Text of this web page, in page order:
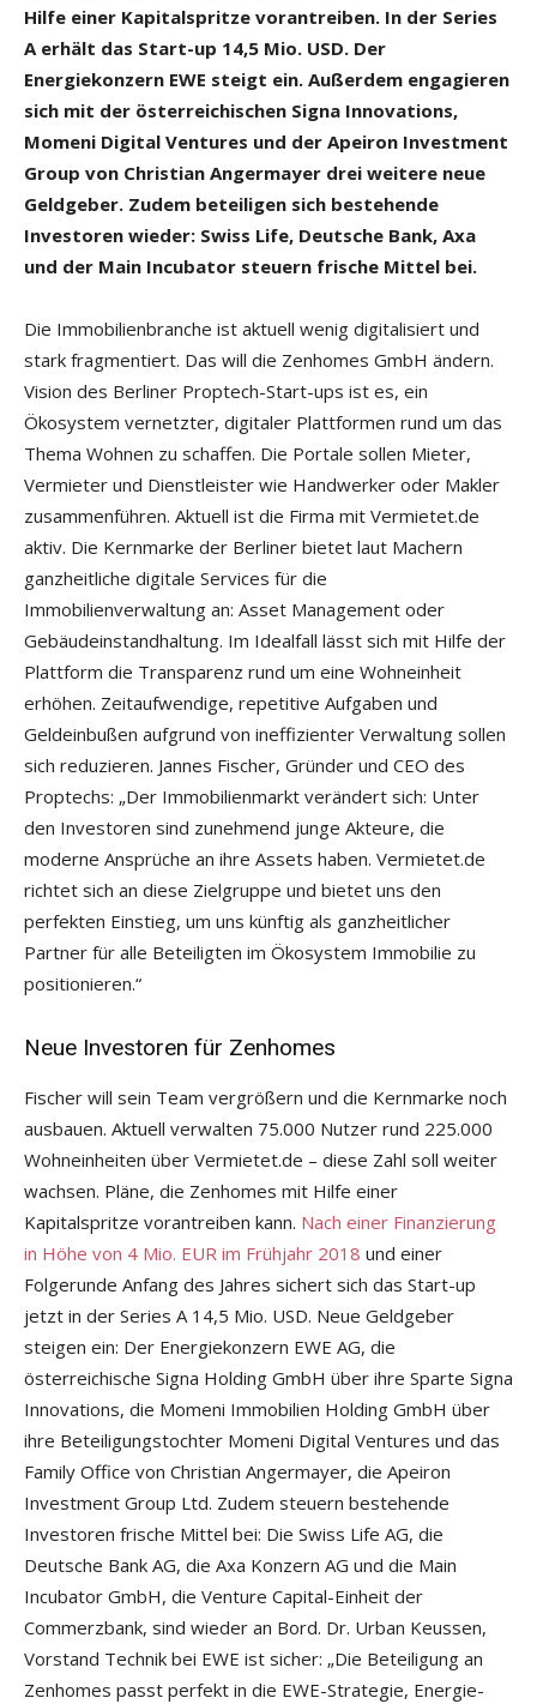
Hilfe einer Kapitalspritze vorantreiben. In der Series
A erhält das Start-up 14,5 Mio. USD. Der
Energiekonzern EWE steigt ein. Außerdem engagieren
sich mit der österreichischen Signa Innovations,
Momeni Digital Ventures und der Apeiron Investment
Group von Christian Angermayer drei weitere neue
Geldgeber. Zudem beteiligen sich bestehende
Investoren wieder: Swiss Life, Deutsche Bank, Axa
und der Main Incubator steuern frische Mittel bei.
Die Immobilienbranche ist aktuell wenig digitalisiert und
stark fragmentiert. Das will die Zenhomes GmbH ändern.
Vision des Berliner Proptech-Start-ups ist es, ein
Ökosystem vernetzter, digitaler Plattformen rund um das
Thema Wohnen zu schaffen. Die Portale sollen Mieter,
Vermieter und Dienstleister wie Handwerker oder Makler
zusammenführen. Aktuell ist die Firma mit Vermietet.de
aktiv. Die Kernmarke der Berliner bietet laut Machern
ganzheitliche digitale Services für die
Immobilienverwaltung an: Asset Management oder
Gebäudeinstandhaltung. Im Idealfall lässt sich mit Hilfe der
Plattform die Transparenz rund um eine Wohneinheit
erhöhen. Zeitaufwendige, repetitive Aufgaben und
Geldeinbußen aufgrund von ineffizienter Verwaltung sollen
sich reduzieren. Jannes Fischer, Gründer und CEO des
Proptechs: „Der Immobilienmarkt verändert sich: Unter
den Investoren sind zunehmend junge Akteure, die
moderne Ansprüche an ihre Assets haben. Vermietet.de
richtet sich an diese Zielgruppe und bietet uns den
perfekten Einstieg, um uns künftig als ganzheitlicher
Partner für alle Beteiligten im Ökosystem Immobilie zu
positionieren.“
Neue Investoren für Zenhomes
Fischer will sein Team vergrößern und die Kernmarke noch
ausbauen. Aktuell verwalten 75.000 Nutzer rund 225.000
Wohneinheiten über Vermietet.de – diese Zahl soll weiter
wachsen. Pläne, die Zenhomes mit Hilfe einer
Kapitalspritze vorantreiben kann. Nach einer Finanzierung
in Höhe von 4 Mio. EUR im Frühjahr 2018 und einer
Folgerunde Anfang des Jahres sichert sich das Start-up
jetzt in der Series A 14,5 Mio. USD. Neue Geldgeber
steigen ein: Der Energiekonzern EWE AG, die
österreichische Signa Holding GmbH über ihre Sparte Signa
Innovations, die Momeni Immobilien Holding GmbH über
ihre Beteiligungstochter Momeni Digital Ventures und das
Family Office von Christian Angermayer, die Apeiron
Investment Group Ltd. Zudem steuern bestehende
Investoren frische Mittel bei: Die Swiss Life AG, die
Deutsche Bank AG, die Axa Konzern AG und die Main
Incubator GmbH, die Venture Capital-Einheit der
Commerzbank, sind wieder an Bord. Dr. Urban Keussen,
Vorstand Technik bei EWE ist sicher: „Die Beteiligung an
Zenhomes passt perfekt in die EWE-Strategie, Energie-